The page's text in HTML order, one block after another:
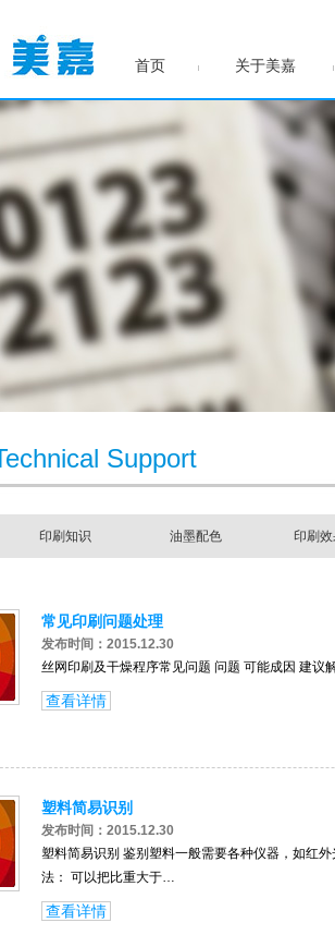
首页 关于美嘉
Support
印刷知识 油墨配色 印刷
常见印刷问题处理
发布时间：2015.12.30
丝网印刷及干燥程序常见问题 问题 可能成因 建
查看详情
塑料简易识别
发布时间：2015.12.30
塑料简易识别 鉴别塑料一般需要各种仪器，如红
法： 可以把比重大于…
查看详情